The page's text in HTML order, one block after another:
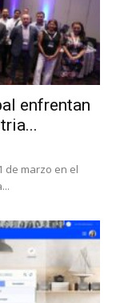
enfrentan
de marzo en el